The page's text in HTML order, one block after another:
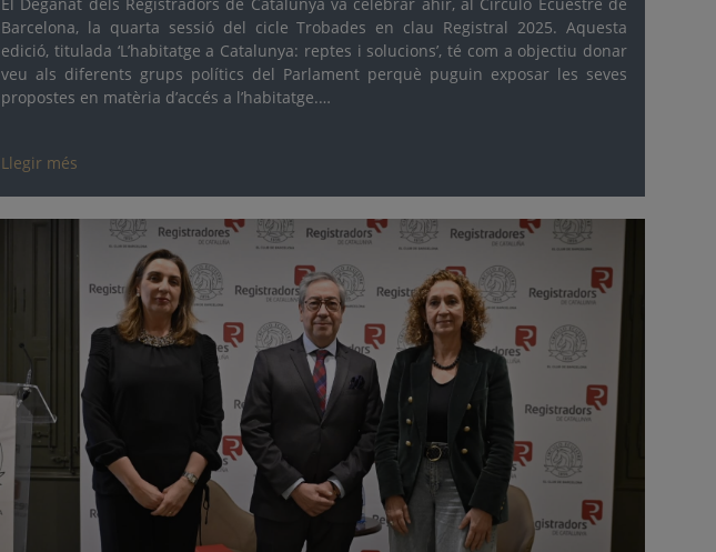
Barcelona, la quarta sessió del cicle Trobades en clau Registral 2025. Aquesta
edició, titulada ‘L’habitatge a Catalunya: reptes i solucions’, té com a objectiu donar
veu als diferents grups polítics del Parlament perquè puguin exposar les seves
propostes en matèria d’accés a l’habitatge.
Llegir més